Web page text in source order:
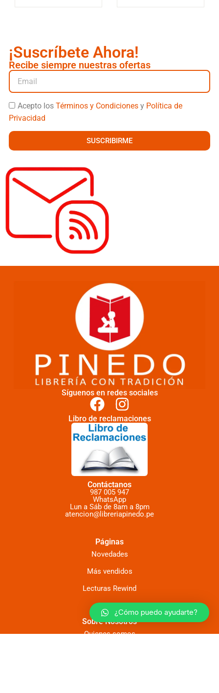
¡Suscríbete Ahora!
Recibe siempre nuestras ofertas
Acepto los Términos y Condicionesy Política de
Privacidad
SUSCRIBIRME
Síguenos en redes sociales
Libro de reclamaciones
Contáctanos
987 005 947
WhatsApp
Lun a Sáb de 8am a 8pm
atencion@libreriapinedo.pe
Páginas
Novedades
Más vendidos
Lecturas Rewind
Sobre Nosotros
Quienes somos
¿Cómo puedo ayudarte?